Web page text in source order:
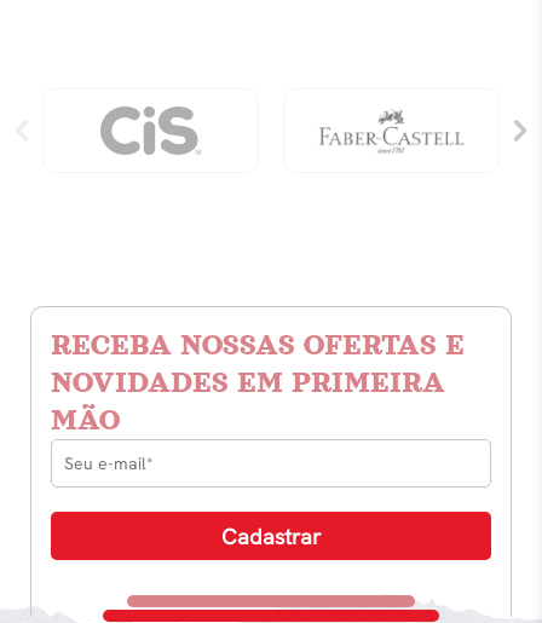
Segredo
RECEBA NOSSAS OFERTAS E
NOVIDADES EM PRIMEIRA
MÃO